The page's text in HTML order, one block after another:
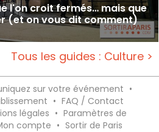
l'on croit fermés… mais que
(et on vous dit comment)
Tous les guides : Culture >
sur votre événement •
• FAQ / Contact
légales • Paramètres de
compte • Sortir de Paris